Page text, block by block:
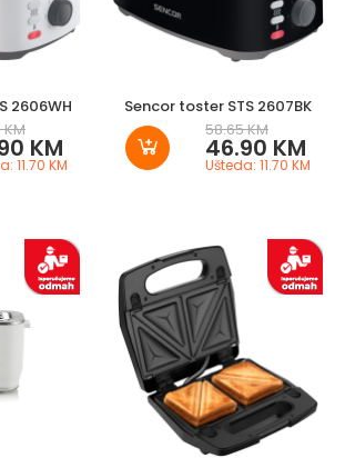
2606WH
KM
11.70 KM
Sencor toster STS 2607BK
58.65 KM
46.90 KM
Ušteda: 11.70 KM